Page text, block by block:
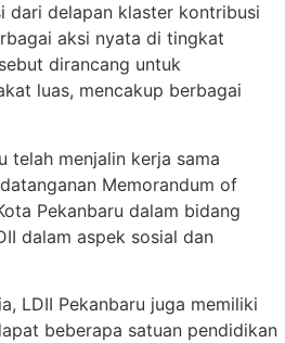
dari delapan klaster kontribusi
aksi nyata di tingkat
dirancang untuk
luas, mencakup berbagai
telah menjalin kerja sama
Memorandum of
Pekanbaru dalam bidang
dalam aspek sosial dan
LDII Pekanbaru juga memiliki
beberapa satuan pendidikan